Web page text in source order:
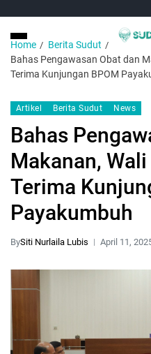
Home
Berita Sudut
Bahas Pengawasan Obat dan
Terima Kunjungan BPOM
Artikel Berita Sudut News
Bahas
Makanan,
Terima
Payakumbuh
BySiti Nurlaila Lubis April 11,